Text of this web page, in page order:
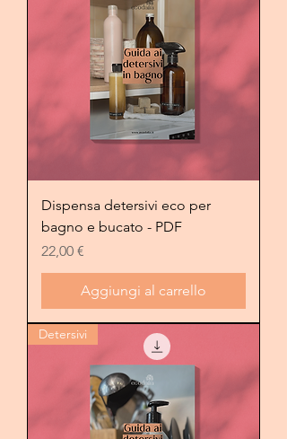
Dispensa detersivi eco per
bagno e bucato - PDF
Prezzo
22,00 €
Aggiungi al carrello
Detersivi